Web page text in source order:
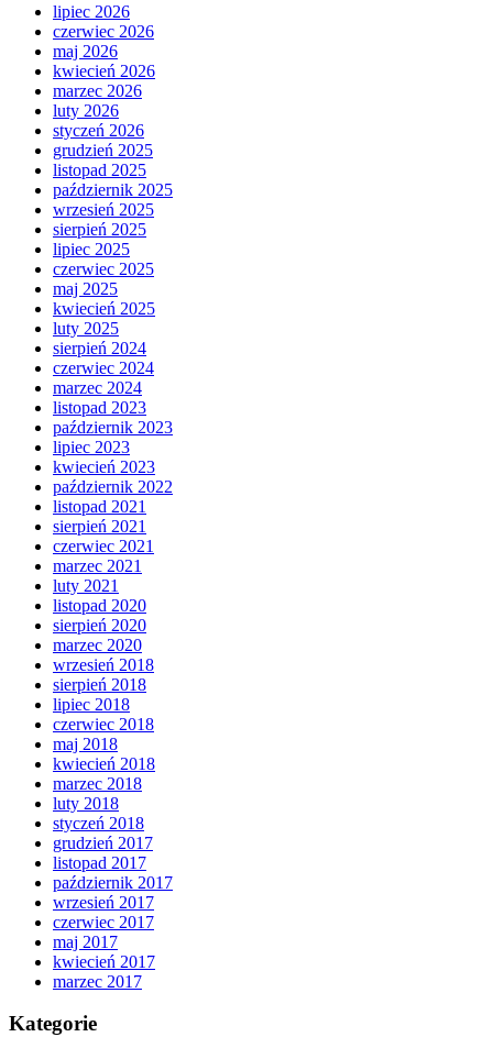
lipiec 2026
czerwiec 2026
maj 2026
kwiecień 2026
marzec 2026
luty 2026
styczeń 2026
grudzień 2025
listopad 2025
październik 2025
wrzesień 2025
sierpień 2025
lipiec 2025
czerwiec 2025
maj 2025
kwiecień 2025
luty 2025
sierpień 2024
czerwiec 2024
marzec 2024
listopad 2023
październik 2023
lipiec 2023
kwiecień 2023
październik 2022
listopad 2021
sierpień 2021
czerwiec 2021
marzec 2021
luty 2021
listopad 2020
sierpień 2020
marzec 2020
wrzesień 2018
sierpień 2018
lipiec 2018
czerwiec 2018
maj 2018
kwiecień 2018
marzec 2018
luty 2018
styczeń 2018
grudzień 2017
listopad 2017
październik 2017
wrzesień 2017
czerwiec 2017
maj 2017
kwiecień 2017
marzec 2017
Kategorie